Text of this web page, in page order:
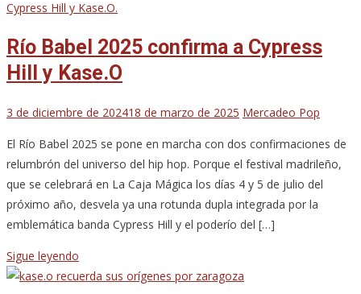
Río Babel 2025 confirma a Cypress
Hill y Kase.O
3 de diciembre de 202418 de marzo de 2025 Mercadeo Pop
El Río Babel 2025 se pone en marcha con dos confirmaciones de
relumbrón del universo del hip hop. Porque el festival madrileño,
que se celebrará en La Caja Mágica los días 4 y 5 de julio del
próximo año, desvela ya una rotunda dupla integrada por la
emblemática banda Cypress Hill y el poderío del […]
Sigue leyendo